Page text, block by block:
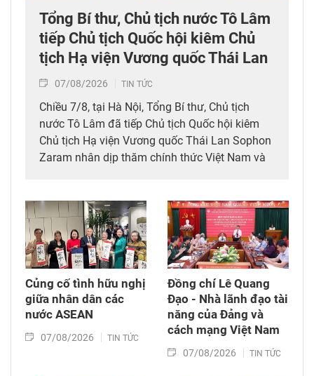
Tổng Bí thư, Chủ tịch nước Tô Lâm
tiếp Chủ tịch Quốc hội kiêm Chủ
tịch Hạ viện Vương quốc Thái Lan
07/08/2026 TIN TỨC
Chiều 7/8, tại Hà Nội, Tổng Bí thư, Chủ tịch
nước Tô Lâm đã tiếp Chủ tịch Quốc hội kiêm
Chủ tịch Hạ viện Vương quốc Thái Lan Sophon
Zaram nhân dịp thăm chính thức Việt Nam và
(6/8/1976 – 6/8/2026).
Củng cố tình hữu nghị
giữa nhân dân các
nước ASEAN
07/08/2026 TIN TỨC
Đồng chí Lê Quang
Đạo - Nhà lãnh đạo tài
năng của Đảng và
cách mạng Việt Nam​
07/08/2026 TIN TỨC